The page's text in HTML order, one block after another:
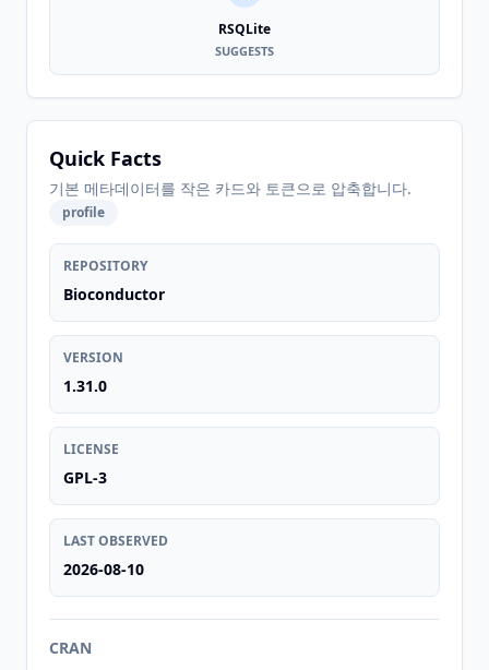
RSQLite
SUGGESTS
Quick Facts
기본 메타데이터를 작은 카드와 토큰으로 압축합니다.
profile
REPOSITORY
Bioconductor
VERSION
1.31.0
LICENSE
GPL-3
LAST OBSERVED
2026-08-10
CRAN